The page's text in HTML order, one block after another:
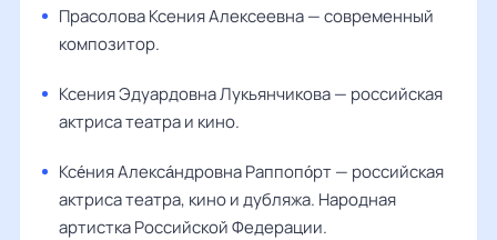
Прасолова Ксения Алексеевна — современный
композитор.
Ксения Эдуардовна Лукьянчикова — российская
актриса театра и кино.
Ксе́ния Алекса́ндровна Раппопо́рт — российская
актриса театра, кино и дубляжа. Народная
артистка Российской Федерации.